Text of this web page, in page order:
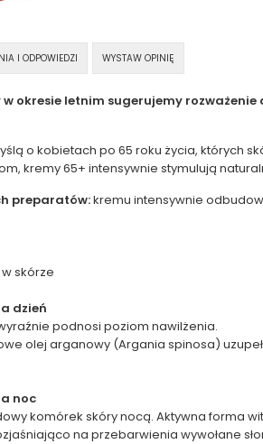
I ODPOWIEDZI WYSTAW OPINIĘ
okresie letnim sugerujemy
o kobietach po 65 roku życia,
kremy 65+ intensywnie stymulują
preparatów:kremu intensywnie
skórze
dzień
podnosi poziom nawilżenia.
olej arganowy (Argania spinosa)
noc
komórek skóry nocą. Aktywna forma
na przebarwienia wywołane